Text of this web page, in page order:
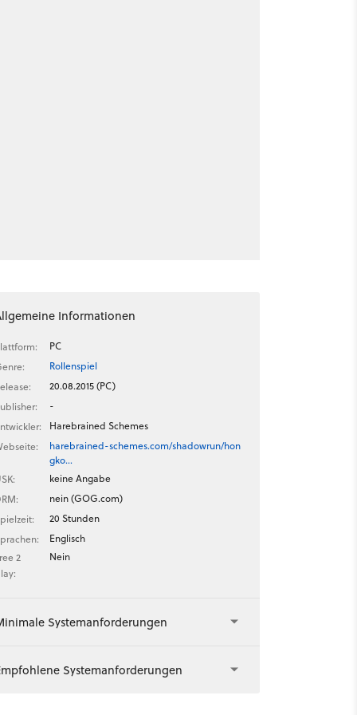
Informationen
PC
Rollenspiel
20.08.2015 (PC)
-
Harebrained Schemes
harebrained-schemes.com/shadowrun/hon
gko…
keine Angabe
nein (GOG.com)
20 Stunden
Englisch
2
Nein
Systemanforderungen
Systemanforderungen